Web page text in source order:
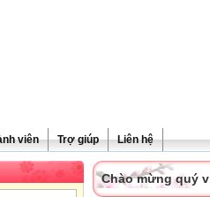
viên Trợ giúp Liên hệ
Chào mừng quý